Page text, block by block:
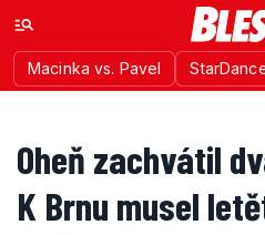
Macinka vs. Pavel
Oheň zachvátil
K Brnu musel